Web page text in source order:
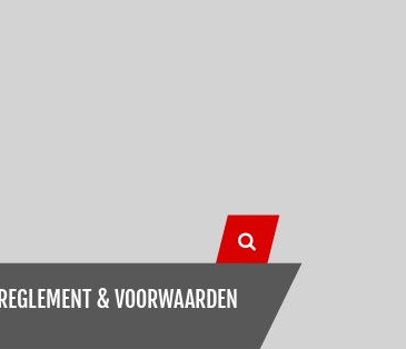
REGLEMENT & VOORWAARDEN